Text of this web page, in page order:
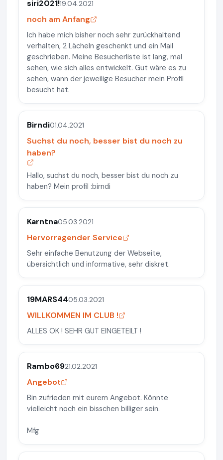
siri2021!19.04.2021
noch am Anfang
Ich habe mich bisher noch sehr zurückhaltend
verhalten, 2 Lächeln geschenkt und ein Mail
geschrieben. Meine Besucherliste ist lang, mal
sehen, wie sich alles entwickelt. Gut wäre es zu
sehen, wann der jeweilige Besucher mein Profil
besucht hat.
Birndi01.04.2021
Suchst du noch, besser bist du noch zu
haben?
Hallo, suchst du noch, besser bist du noch zu
haben? Mein profil :birndi
Karntna05.03.2021
Hervorragender Service
Sehr einfache Benutzung der Webseite,
übersichtlich und informative, sehr diskret.
19MARS4405.03.2021
WILLKOMMEN IM CLUB !
ALLES OK ! SEHR GUT EINGETEILT !
Rambo6921.02.2021
Angebot
Bin zufrieden mit eurem Angebot. Könnte
vielleicht noch ein bisschen billiger sein.
Mfg